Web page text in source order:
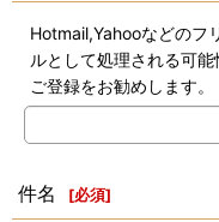
Hotmail,Yahooなどのフ
ルとして処理される可
ご登録をお勧めします。
件名 [必須]